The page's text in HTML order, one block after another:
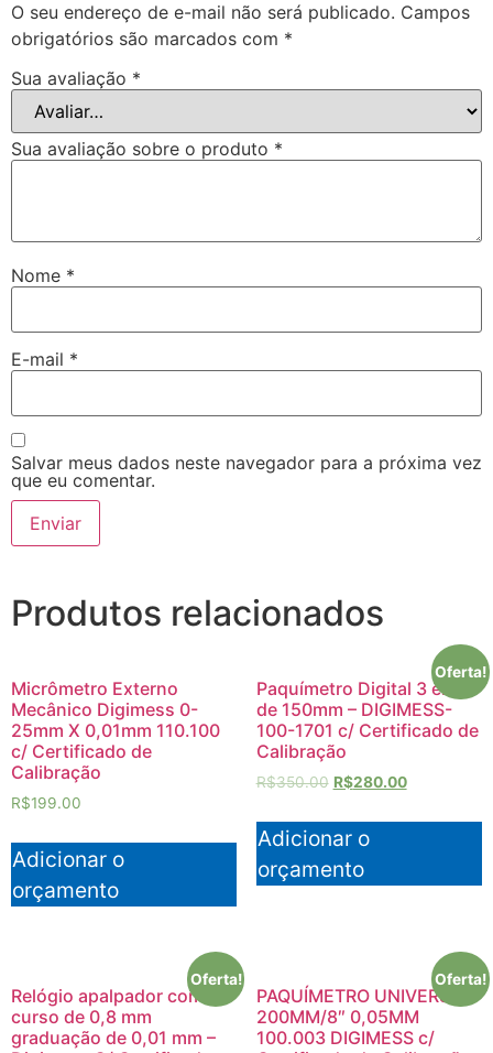
O seu endereço de e-mail não será publicado. Campos
obrigatórios são marcados com *
Sua avaliação *
Sua avaliação sobre o produto *
Nome *
E-mail *
Salvar meus dados neste navegador para a próxima vez
que eu comentar.
Produtos relacionados
Micrômetro Externo
Mecânico Digimess 0-
25mm X 0,01mm 110.100
c/ Certificado de
Calibração
R$199.00
Adicionar o
orçamento
Oferta!
Paquímetro Digital 3 em 1
de 150mm – DIGIMESS-
100-1701 c/ Certificado de
Calibração
R$350.00 R$280.00
Adicionar o
orçamento
Oferta!
Relógio apalpador com
curso de 0,8 mm
graduação de 0,01 mm –
Oferta!
PAQUÍMETRO UNIVERSAL
200MM/8″ 0,05MM
100.003 DIGIMESS c/